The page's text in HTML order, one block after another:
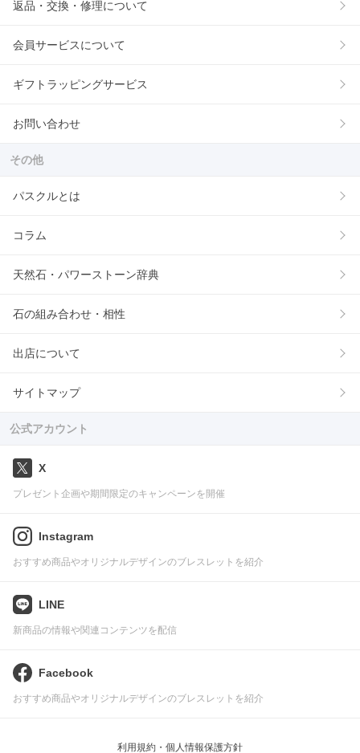
返品・交換・修理について
会員サービスについて
ギフトラッピングサービス
お問い合わせ
その他
パスクルとは
コラム
天然石・パワーストーン辞典
石の組み合わせ・相性
出店について
サイトマップ
公式アカウント
X
プレゼント企画や期間限定のキャンペーンを開催
Instagram
おすすめ商品やオリジナルデザインのブレスレットを紹介
LINE
新商品の情報や関連コンテンツを配信
Facebook
おすすめ商品やオリジナルデザインのブレスレットを紹介
利用規約・個人情報保護方針